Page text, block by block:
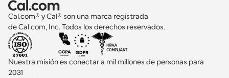
Cal.com® y Cal® son una marca registrada
de Cal.com, Inc. Todos los derechos reservados.
Nuestra misión es conectar a mil millones de personas para
2031